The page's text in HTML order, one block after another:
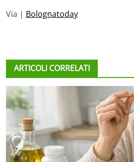
Via | Bolognatoday
ARTICOLI CORRELATI